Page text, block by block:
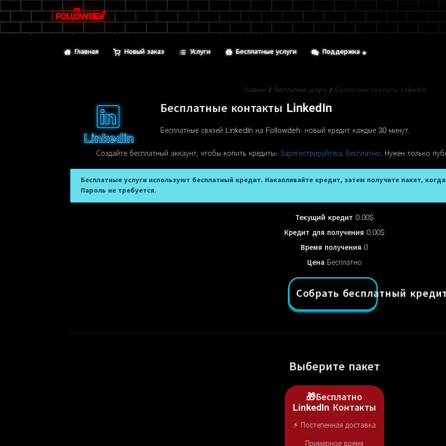
Главная Новый заказ Услуги Бесплатные услуги Поддержка
Главная / Бесплатные услуги / Бесплатные контакты LinkedIn
Бесплатные контакты LinkedIn
Бесплатные связей LinkedIn на Followdeh: новый кредит каждые 30 минут.
Создайте бесплатный аккаунт, чтобы копить кредиты: Зарегистрируйтесь бесплатно. Нужен только
Бесплатные услуги используют бесплатный кредит. Накапливайте кредит, затем получите пакет,
Пароль не требуется.
Текущий кредит 0.00$
Кредит для получения 0.00$
Время получения 0
Цена Бесплатно
Собрать бесплатный
Выберите пакет
🎁Бесплатно
LinkedIn Контакты
⚡ Постепенная доставка